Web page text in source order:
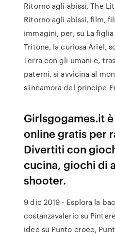
Ritorno agli abissi, The
Ritorno agli abissi, film,
immagini, per, su La
Tritone, la curiosa Ariel,
Terra con gli umani e,
paterni, si avvicina al
s'innamora del principe
Girlsgogames.it
online gratis per
Divertiti con
cucina, giochi di
shooter.
9 dic 2019 - Esplora la
costanzavalerio su
idee su Punto croce,